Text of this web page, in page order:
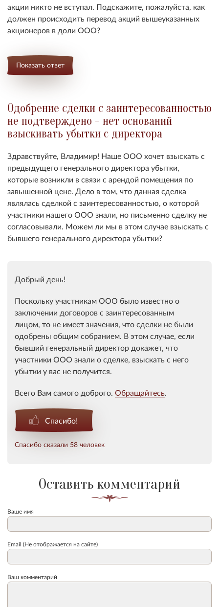
акции никто не вступал. Подскажите, пожалуйста, как
должен происходить перевод акций вышеуказанных
акционеров в доли ООО?
Показать ответ
Одобрение сделки с заинтересованностью
не подтверждено - нет оснований
взыскивать убытки с директора
Здравствуйте, Владимир! Наше ООО хочет взыскать с
предыдущего генерального директора убытки,
которые возникли в связи с арендой помещения по
завышенной цене. Дело в том, что данная сделка
являлась сделкой с заинтересованностью, о которой
участники нашего ООО знали, но письменно сделку не
согласовывали. Можем ли мы в этом случае взыскать с
бывшего генерального директора убытки?
Добрый день!
Поскольку участникам ООО было известно о
заключении договоров с заинтересованным
лицом, то не имеет значения, что сделки не были
одобрены общим собранием. В этом случае, если
бывший генеральный директор докажет, что
участники ООО знали о сделке, взыскать с него
убытки у вас не получится.
Всего Вам самого доброго. Обращайтесь.
Спасибо!
Спасибо сказали 58 человек
Оставить комментарий
Ваше имя
Email (Не отображается на сайте)
Ваш комментарий